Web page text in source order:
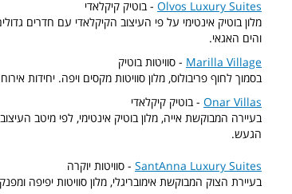
Olvos Luxury Suites - בוטיק קיקלאדי
מלון בוטיק אינטימי על פי העיצוב הקיקלאדי עם חדרים
והים האגאי.
Marilla Village - סוויטות בוטיק
בסמוך לחוף פריבולוס, מלון סוויטות מקסים ויפה. יחידות
Onar Villas - בוטיק קיקלאדי
בעיירה המבוקשת אייה, מלון בוטיק אינטימי, לפי מיטב
הגעש.
SantAnna Luxury Suites - סוויטות יוקרה
בעיירת הצוק המבוקשת אימובריגלי, מלון סוויטות יפיפה